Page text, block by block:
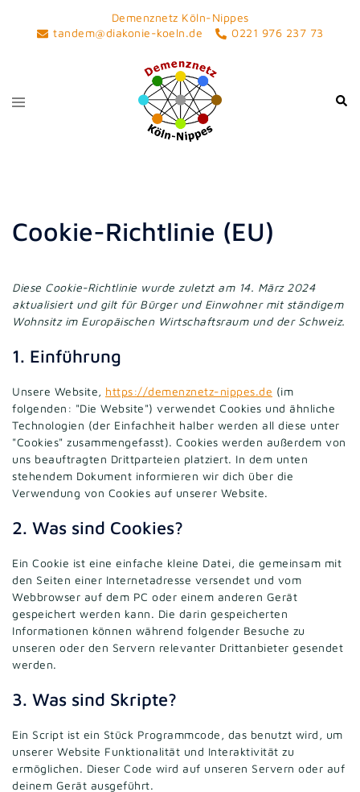
Demenznetz Köln-Nippes
tandem@diakonie-koeln.de
0221 976 237 73
Toggle
menu
Cookie-Richtlinie (EU)
Diese Cookie-Richtlinie wurde zuletzt am 14. März 2024
aktualisiert und gilt für Bürger und Einwohner mit ständigem
Wohnsitz im Europäischen Wirtschaftsraum und der Schweiz.
1. Einführung
Unsere Website, https://demenznetz-nippes.de (im
folgenden: "Die Website") verwendet Cookies und ähnliche
Technologien (der Einfachheit halber werden all diese unter
"Cookies" zusammengefasst). Cookies werden außerdem von
uns beauftragten Drittparteien platziert. In dem unten
stehendem Dokument informieren wir dich über die
Verwendung von Cookies auf unserer Website.
2. Was sind Cookies?
Ein Cookie ist eine einfache kleine Datei, die gemeinsam mit
den Seiten einer Internetadresse versendet und vom
Webbrowser auf dem PC oder einem anderen Gerät
gespeichert werden kann. Die darin gespeicherten
Informationen können während folgender Besuche zu
unseren oder den Servern relevanter Drittanbieter gesendet
werden.
3. Was sind Skripte?
Ein Script ist ein Stück Programmcode, das benutzt wird, um
unserer Website Funktionalität und Interaktivität zu
ermöglichen. Dieser Code wird auf unseren Servern oder auf
deinem Gerät ausgeführt.